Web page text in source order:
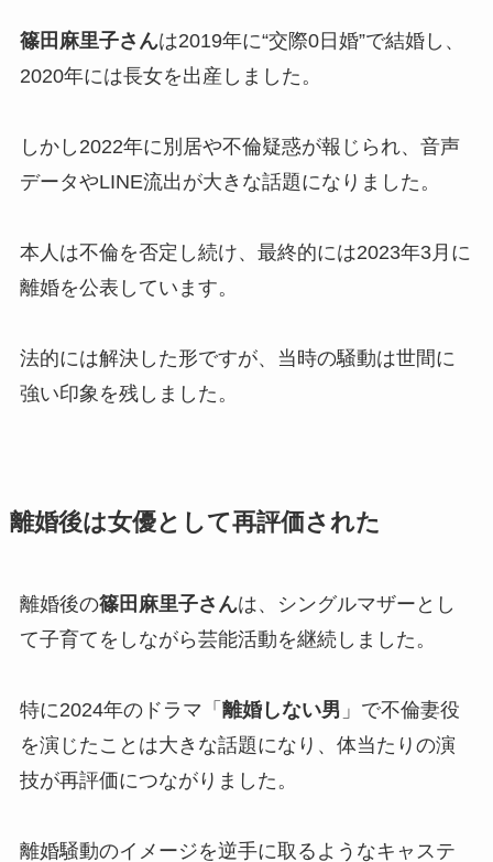
篠田麻里子さんは2019年に“交際0日婚”で結婚し、
2020年には長女を出産しました。
しかし2022年に別居や不倫疑惑が報じられ、音声
データやLINE流出が大きな話題になりました。
本人は不倫を否定し続け、最終的には2023年3月に
離婚を公表しています。
法的には解決した形ですが、当時の騒動は世間に
強い印象を残しました。
離婚後は女優として再評価された
離婚後の篠田麻里子さんは、シングルマザーとし
て子育てをしながら芸能活動を継続しました。
特に2024年のドラマ「 離婚しない男 」で不倫妻役
を演じたことは大きな話題になり、体当たりの演
技が再評価につながりました。
離婚騒動のイメージを逆手に取るようなキャステ